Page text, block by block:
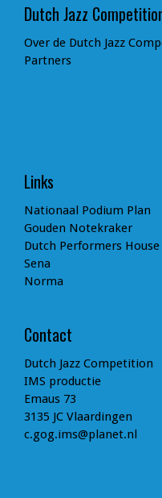
Dutch Jazz
Over de Dutch Jazz
Partners
Links
Nationaal Podium Plan
Gouden Notekraker
Dutch Performers House
Sena
Norma
Contact
Dutch Jazz Competition
IMS productie
Emaus 73
3135 JC Vlaardingen
c.gog.ims@planet.nl